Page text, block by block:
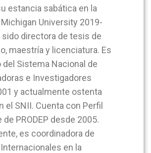
estancia sabática en la
University 2019-
sido directora de tesis de
maestría y licenciatura. Es
Sistema Nacional de
e Investigadores
y actualmente ostenta
el SNII. Cuenta con Perfil
de PRODEP desde 2005.
es coordinadora de
en la